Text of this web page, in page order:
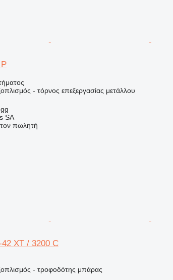
- τόρνος επεξεργασίας μετάλλου
SA
τον πωλητή
XT / 3200 C
- τροφοδότης μπάρας